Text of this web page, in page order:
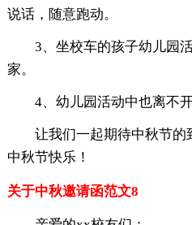
说话，随意跑动。
3、坐校车的孩子幼儿园
家。
4、幼儿园活动中也离不
让我们一起期待中秋节的
中秋节快乐！
关于中秋邀请函范文8